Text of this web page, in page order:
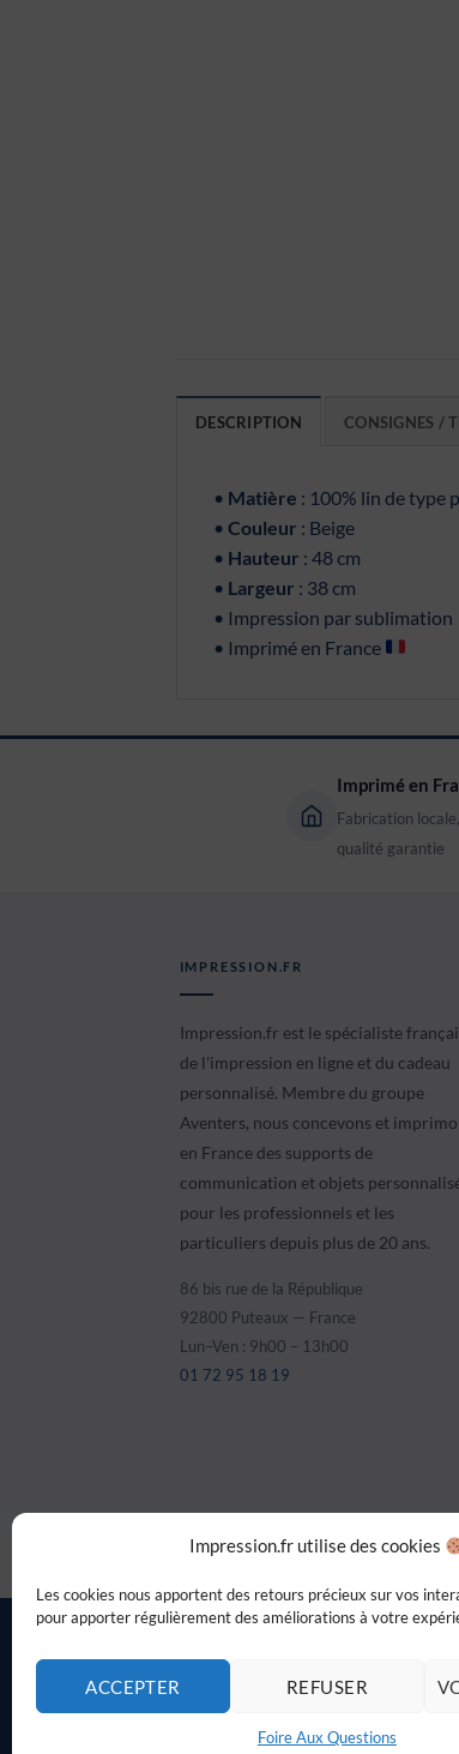
Impression.fr utilise des cookies
Les cookies nous apportent des retours précieux sur vos
pour apporter régulièrement des améliorations à votre
ACCEPTER REFUSER
Foire Aux Questions
DESCRIPTION CONSIGNES /
• Matière : 100% lin de type
• Couleur : Beige
• Hauteur : 48 cm
• Largeur : 38 cm
• Impression par sublimation
• Imprimé en France
Imprimé en
Fabrication locale,
qualité garantie
IMPRESSION.FR
Impression.fr est le spécialiste
de l'impression en ligne et du cadeau
personnalisé. Membre du groupe
Aventers, nous concevons et
en France des supports de
communication et objets
pour les professionnels et les
particuliers depuis plus de 20 ans.
86 bis rue de la République
92800 Puteaux — France
Lun–Ven : 9h00 – 13h00
01 72 95 18 19